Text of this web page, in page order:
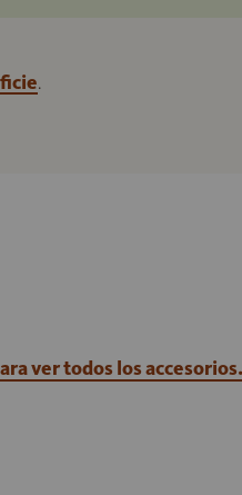
.
ver todos los accesorios.